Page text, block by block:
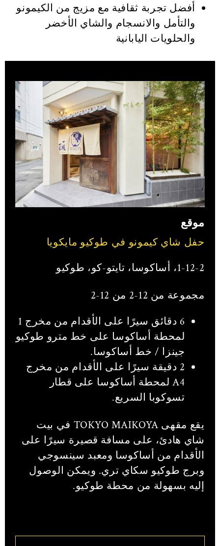
أفضل تجربة ثقافية مع مزيج من الكيمونو
والتأمل والانسجام والشاي الأخضر
والحلويات اليابانية
موقع
حفل شاي كيمونو في طوكيو مايكويا
1-12-2، أساكوسا، تايتو-كو، طوكيو
مجموعة من 12-2 من 12-2
6 دقائق سيرًا على الأقدام من مخرج 1
لمحطة أساكوسا على خط مترو طوكيو
جينزا / خط أساكوسا.
2 دقيقة سيرًا على الأقدام من مخرج
A4 لمحطة أساكوسا على قطار
تسوكوبا السريع.
يقع مقهى TOKYO MAIKOYA في بيت
شاي هادئ، على مسافة قصيرة سيرًا على
الأقدام من أساكوسا ومعبد سينسوجي
وبرج طوكيو سكاي تري. ويمكن الوصول
إليه بسهولة من محطة طوكيو.